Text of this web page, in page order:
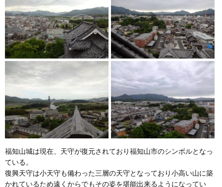
福知山城は現在、天守が復元されており福知山市のシンボルとなっ
ている。
復興天守は小天守も備わった三層の天守となっており小高い山に築
かれているため遠くからでもその姿を堪能出来るようになってい